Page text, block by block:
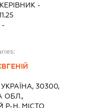
КЕРІВНИК -
-
УКРАЇНА, 30300,
ОБЛ.,
Р-Н, МІСТО